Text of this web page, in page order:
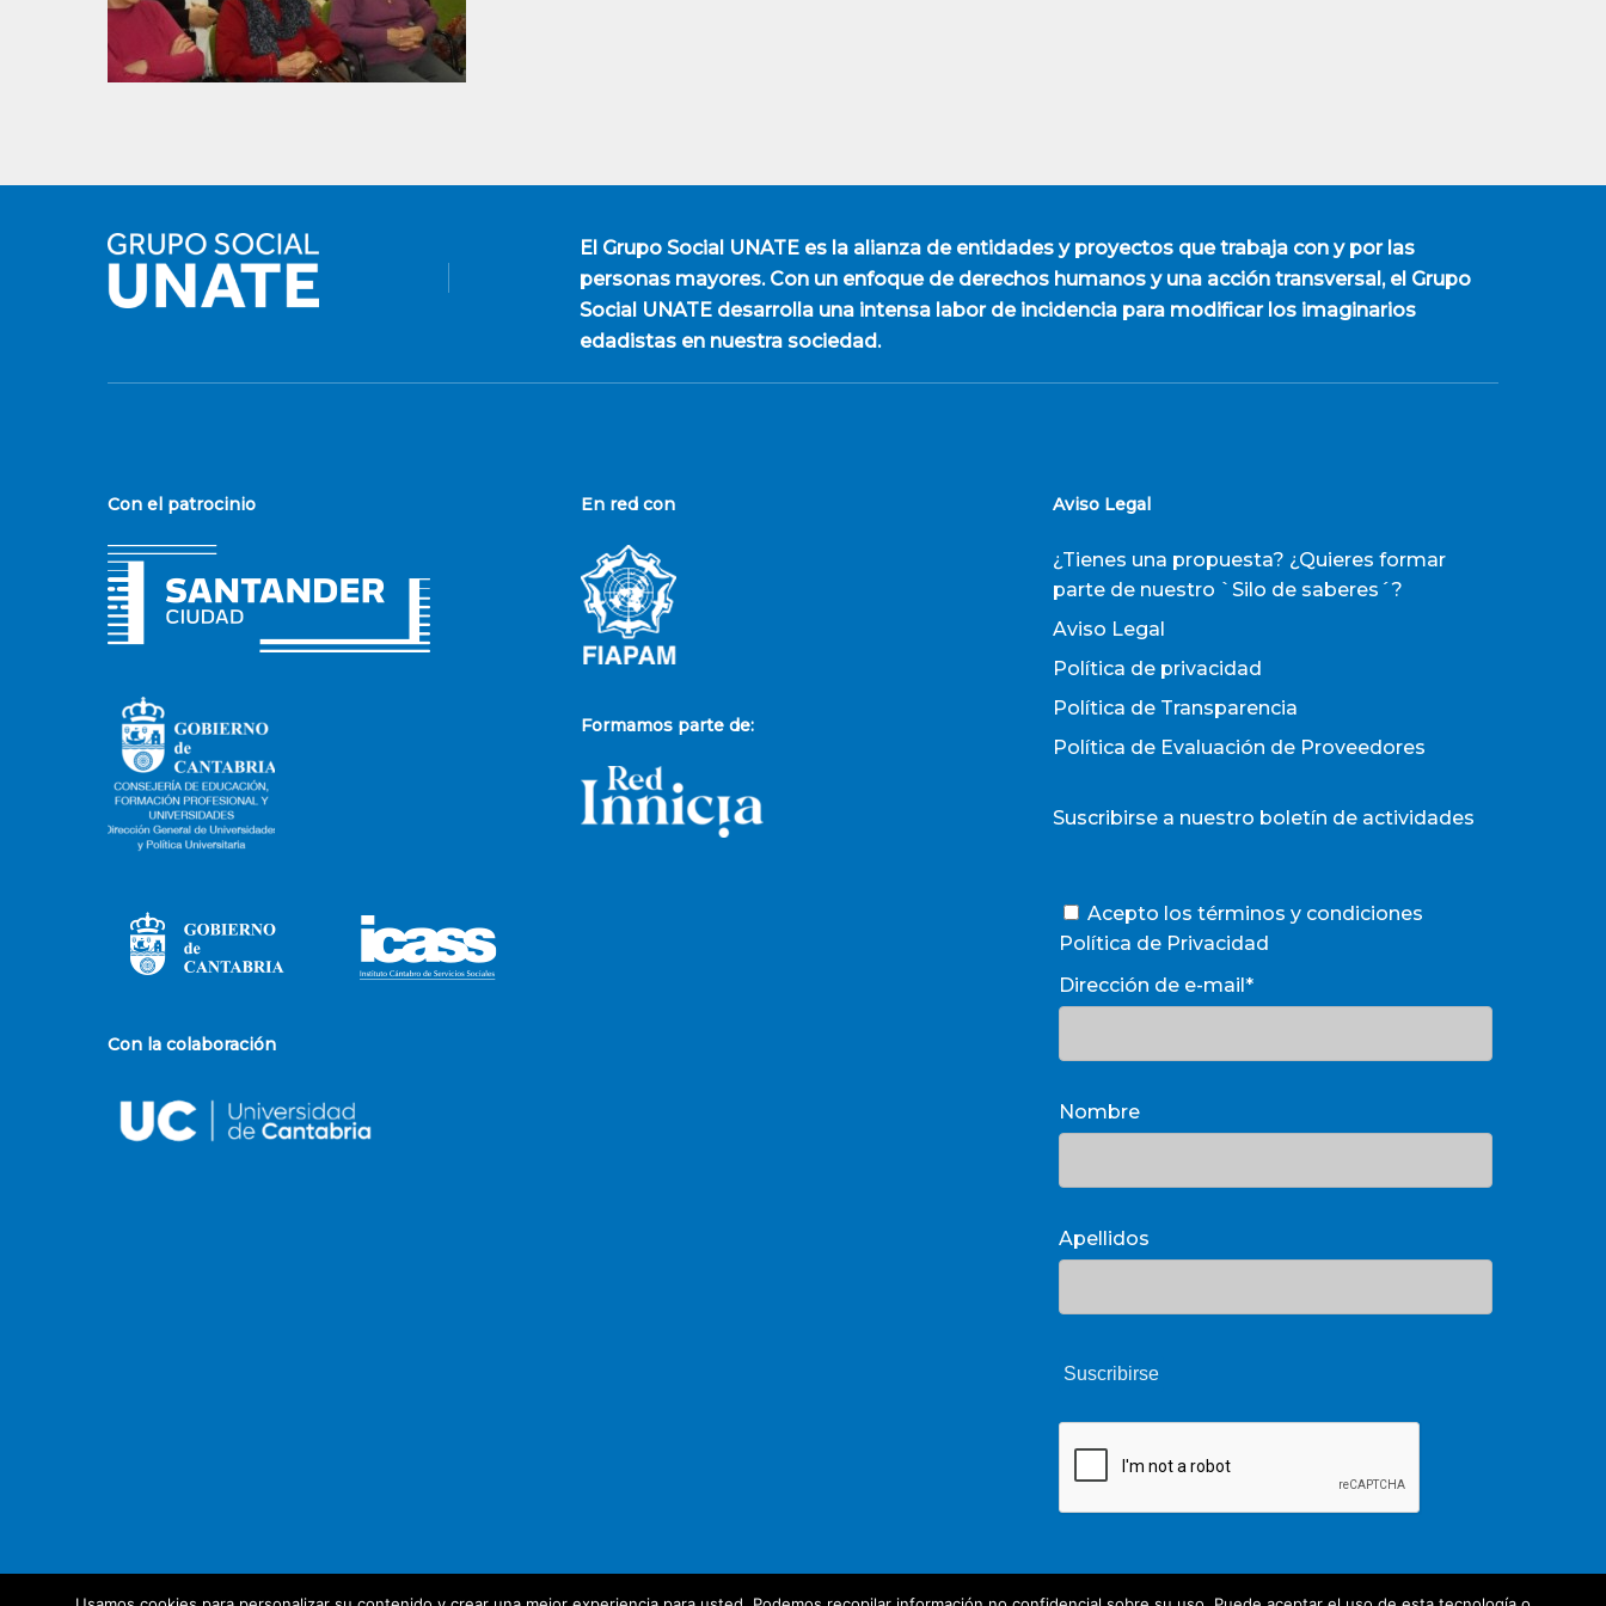
El Grupo Social UNATEes la alianza de entidades y proyectos que trabaja con y por las
personas mayores. Con un enfoque de derechos humanos y una acción transversal, el Grupo
Social UNATE desarrolla una intensa labor de incidencia para modificar los imaginarios
edadistas en nuestra sociedad.
Con el patrocinio
Con la colaboración
En red con
Formamos parte de:
Aviso Legal
¿Tienes una propuesta? ¿Quieres formar
parte de nuestro `Silo de saberes´?
Aviso Legal
Política de privacidad
Política de Transparencia
Política de Evaluación de Proveedores
Suscribirse a nuestro boletín de actividades
Acepto los términos y condiciones
Política de Privacidad
Dirección de e-mail*
Nombre
Apellidos